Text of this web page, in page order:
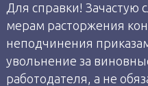
Для справки!
мерам расторжения
неподчинения
увольнение за
работодателя, а не